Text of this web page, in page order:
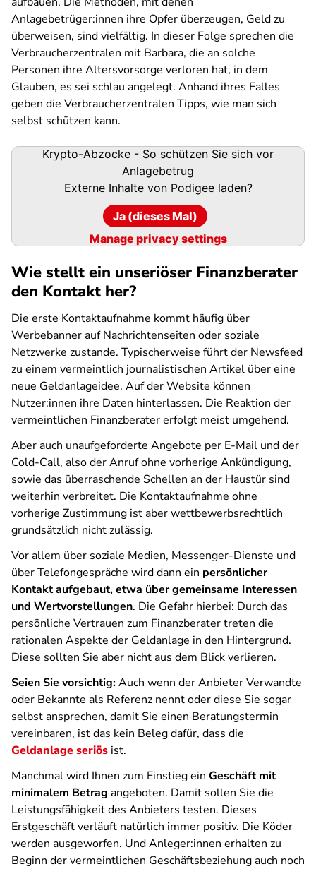
Anlagebetrüger:innen ihre Opfer überzeugen, Geld zu
überweisen, sind vielfältig. In dieser Folge sprechen die
Verbraucherzentralen mit Barbara, die an solche
Personen ihre Altersvorsorge verloren hat, in dem
Glauben, es sei schlau angelegt. Anhand ihres Falles
geben die Verbraucherzentralen Tipps, wie man sich
selbst schützen kann.
Podigee-Krypto-Abzocke - So schützen Sie sich vor
Anlagebetrug
Externe Inhalte von Podigeeladen?
Ja (dieses Mal)
Manage privacy settings
Wie stellt ein unseriöser Finanzberater
den Kontakt her?
Die erste Kontaktaufnahme kommt häufig über
Werbebanner auf Nachrichtenseiten oder soziale
Netzwerke zustande. Typischerweise führt der Newsfeed
zu einem vermeintlich journalistischen Artikel über eine
neue Geldanlageidee. Auf der Website können
Nutzer:innen ihre Daten hinterlassen. Die Reaktion der
vermeintlichen Finanzberater erfolgt meist umgehend.
Aber auch unaufgeforderte Angebote per E-Mail und der
Cold-Call, also der Anruf ohne vorherige Ankündigung,
sowie das überraschende Schellen an der Haustür sind
weiterhin verbreitet. Die Kontaktaufnahme ohne
vorherige Zustimmung ist aber wettbewerbsrechtlich
grundsätzlich nicht zulässig.
Vor allem über soziale Medien, Messenger-Dienste und
über Telefongespräche wird dann ein persönlicher
Kontakt aufgebaut, etwa über gemeinsame Interessen
und Wertvorstellungen. Die Gefahr hierbei: Durch das
persönliche Vertrauen zum Finanzberater treten die
rationalen Aspekte der Geldanlage in den Hintergrund.
Diese sollten Sie aber nicht aus dem Blick verlieren.
Seien Sie vorsichtig:Auch wenn der Anbieter Verwandte
oder Bekannte als Referenz nennt oder diese Sie sogar
selbst ansprechen, damit Sie einen Beratungstermin
vereinbaren, ist das kein Beleg dafür, dass die
Geldanlage seriös ist.
Manchmal wird Ihnen zum Einstieg ein Geschäft mit
minimalem Betrag angeboten. Damit sollen Sie die
Leistungsfähigkeit des Anbieters testen. Dieses
Erstgeschäft verläuft natürlich immer positiv. Die Köder
werden ausgeworfen. Und Anleger:innen erhalten zu
Beginn der vermeintlichen Geschäftsbeziehung auch noch